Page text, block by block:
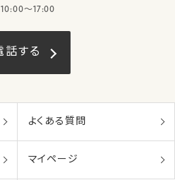
〜17:00
話する
よくある質問
マイページ